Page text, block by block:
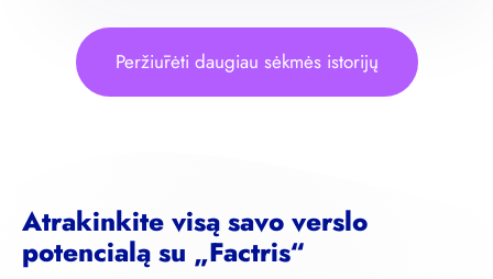
Peržiūrėti daugiau sėkmės istorijų
Atrakinkite visą savo verslo
potencialą su „Factris“